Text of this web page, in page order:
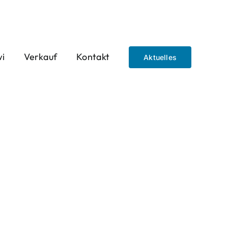
Verkauf Kontakt Aktuelles